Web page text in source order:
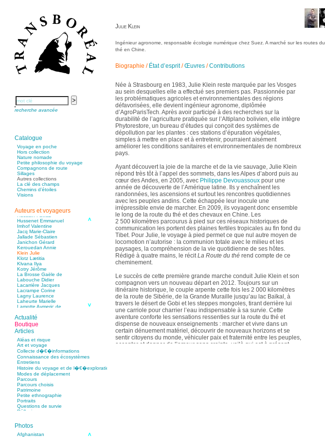
recherche avancée
Catalogue
Voyage en poche
Hors collection
Nature nomade
Petite philosophie du voyage
Compagnons de route
Sillages
Autres collections
La clé des champs
Chemins d’étoiles
Visions
Auteurs et voyageurs
Figueras Raymond
Fisset Émeric
Fisset Christine
FitzGerald Edward
Fontaine Benoît
Foucard Marie
Fradin Patrick
Fraisse Thomas
François Valérie
Fuligni Bruno
Gana Frédéric
Garcia Antoine
Gemme Pierre
Gendre Florence
Georis Stéphane
Gilbert Frédéric
Gras Cédric
Griette Olivier
Guéguéniat Jean-Yves
Guerrier Gérard
Guillemot Agnès
Guillotel Pierre-Antoine
Guyon Élizabeth
Haegy Jean-Marie
Hafez Kim
Halluin Bruno d’
Hardivilliers Albéric d’
Harvey James
Houdaille Christophe
Hussain Fawaz
Hussenet Emmanuel
Imhof Valentine
Jacq Marie-Claire
Jallade Sébastien
Janichon Gérard
Kerouedan Annie
Klein Julie
Klotz Lætitia
Klvana Ilya
Kotry Jérôme
La Brosse Gaële de
Labouche Didier
Lacarrière Jacques
Lacrampe Corine
Lagny Laurence
Laheurte Marielle
Lamotte Aymeric de
Lanouguère-Bruneau Virginie
Lantz François
Lautier-Gaud Jean
Le Maître Anne
Leblanc Léopoldine
Leblay Julien
Lebrun Alain
Lefèvre David
Lelièvre Olivier
Lemire Olivier
Lemonnier Philippe
Lobo Éric
Lodoidamba Chadraabalyn
Loireau Alexis
Loquet Denis
Lutz Philippe
Luzzatto-Béjanin Béatrice
Manoukian Patrick
Mathé Brian
Miollis Bertrand de
Actualité
Boutique
Articles
Aléas et risque
Art et voyage
Collecte d�€�informations
Connaissance des écosystèmes
Entretiens
Histoire du voyage et de l�€�exploration
Modes de déplacement
Parcours
Parcours choisis
Patrimoine
Petite ethnographie
Portraits
Questions de survie
Réflexions
Photos
Afghanistan
Julie Klein
Ingénieur agronome, responsable écologie numérique chez Suez. A marché sur les routes du
thé en Chine.
Biographie / État d’esprit/Œuvres /Contributions
Née à Strasbourg en 1983, Julie Klein reste marquée par les Vosges
au sein desquelles elle a effectué ses premiers pas. Passionnée par
les problématiques agricoles et environnementales des régions
défavorisées, elle devient ingénieur agronome, diplômée
d’AgroParisTech. Après avoir participé à des recherches sur la
durabilité de l’agriculture pratiquée sur l’Altiplano bolivien, elle intègre
Phytorestore, un bureau d’études qui conçoit des systèmes de
dépollution par les plantes : ces stations d’épuration végétales,
simples à mettre en place et à entretenir, pourraient aisément
améliorer les conditions sanitaires et environnementales de nombreux
pays.
Ayant découvert la joie de la marche et de la vie sauvage, Julie Klein
répond très tôt à l’appel des sommets, dans les Alpes d’abord puis au
cœur des Andes, en 2005, avec Philippe Devouassoux pour une
année de découverte de l’Amérique latine. Ils y enchaînent les
randonnées, les ascensions et surtout les rencontres quotidiennes
avec les peuples andins. Cette échappée leur inocule une
irrépressible envie de marcher. En 2009, ils voyagent donc ensemble
le long de la route du thé et des chevaux en Chine. Les
2 500 kilomètres parcourus à pied sur ces réseaux historiques de
communication les portent des plaines fertiles tropicales au fin fond du
Tibet. Pour Julie, le voyage à pied permet ce que nul autre moyen de
locomotion n’autorise : la communion totale avec le milieu et les
paysages, la compréhension de la vie quotidienne de ses hôtes.
Rédigé à quatre mains, le récitLa Route du thé rend compte de ce
cheminement.
Le succès de cette première grande marche conduit Julie Klein et son
compagnon vers un nouveau départ en 2012. Toujours sur un
itinéraire historique, le couple arpente cette fois les 2 000 kilomètres
de la route de Sibérie, de la Grande Muraille jusqu’au lac Baïkal, à
travers le désert de Gobi et les steppes mongoles, tirant derrière lui
une carriole pour charrier l’eau indispensable à sa survie. Cette
aventure conforte les sensations ressenties sur la route du thé et
dispense de nouveaux enseignements : marcher et vivre dans un
certain dénuement matériel, découvrir de nouveaux horizons et se
sentir citoyens du monde, véhiculer paix et fraternité entre les peuples,
accepter et donner de l’amour sans crainte, voilà qui est à présent